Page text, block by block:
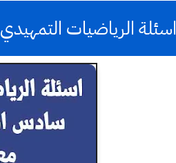
اسئلة الرياضيات التمهيدي